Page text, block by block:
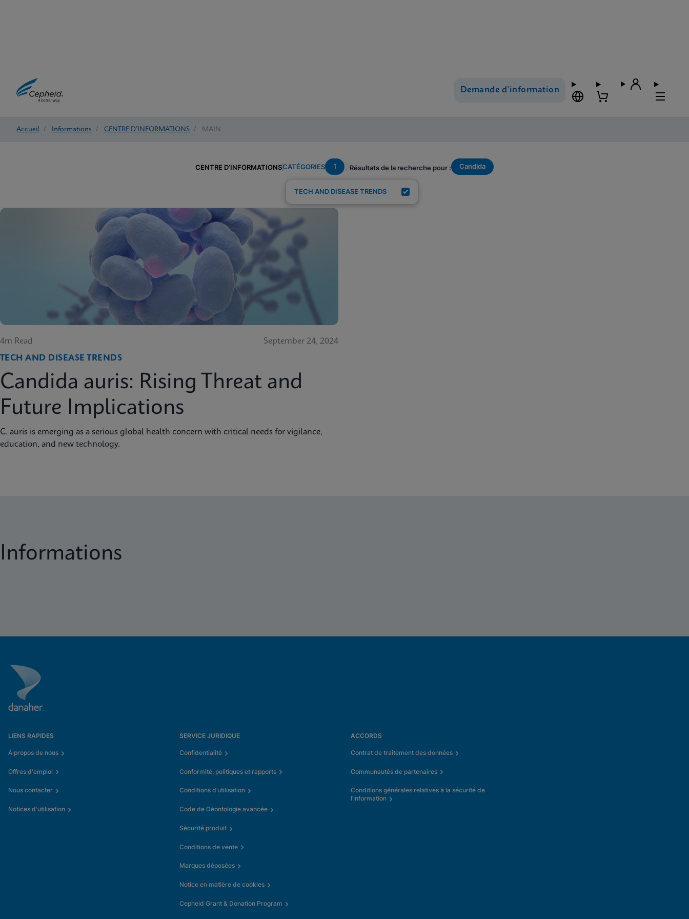
Demande d’information
Accueil / Informations / CENTRE D’INFORMATIONS / MAIN
CENTRE D’INFORMATIONSCATÉGORIES 1
TECH AND DISEASE TRENDS
Résultats de la recherche pour : Candida
4m Read
September 24, 2024
TECH AND DISEASE TRENDS
Candida auris: Rising Threat and
Future Implications
C. auris is emerging as a serious global health concern with critical needs for vigilance,
education, and new technology.
Informations
LIENS RAPIDES
À propos de nous
Offres d'emploi
Nous contacter
Notices d'utilisation
SERVICE JURIDIQUE
Confidentialité
Conformité, politiques et rapports
Conditions d’utilisation
Code de Déontologie avancée
Sécurité produit
Conditions de vente
Marques déposées
Notice en matière de cookies
Cepheid Grant & Donation Program
ACCORDS
Contrat de traitement des données
Communautés de partenaires
Conditions générales relatives à la sécurité de
l’information